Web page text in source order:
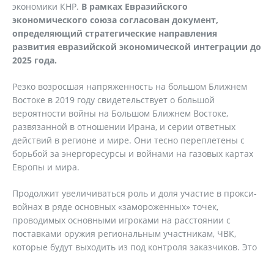
экономики КНР. В рамках Евразийского
экономического союза согласован документ,
определяющий стратегические направления
развития евразийской экономической интеграции до
2025 года.
Резко возросшая напряженность на большом Ближнем
Востоке в 2019 году свидетельствует о большой
вероятности войны на Большом Ближнем Востоке,
развязанной в отношении Ирана, и серии ответных
действий в регионе и мире. Они тесно переплетены с
борьбой за энергоресурсы и войнами на газовых картах
Европы и мира.
Продолжит увеличиваться роль и доля участие в прокси-
войнах в ряде основных «замороженных» точек,
проводимых основными игроками на расстоянии с
поставками оружия региональным участникам, ЧВК,
которые будут выходить из под контроля заказчиков. Это